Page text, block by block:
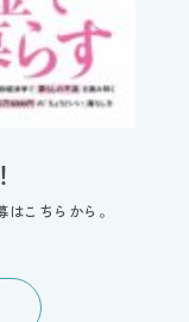
こちらから。